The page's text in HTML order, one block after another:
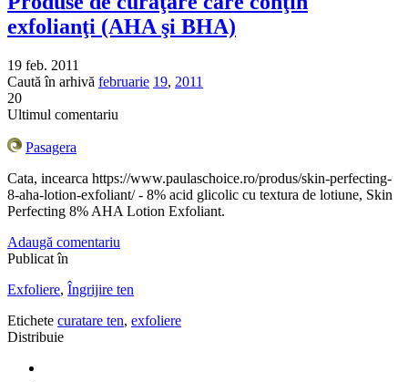
exfolianţi (AHA şi BHA)
19 feb. 2011
Caută în arhivă februarie 19, 2011
20
Ultimul comentariu
Pasagera
Cata, incearca https://www.paulaschoice.ro/produs/skin-perfecting-
8-aha-lotion-exfoliant/ - 8% acid glicolic cu textura de lotiune, Skin
Perfecting 8% AHA Lotion Exfoliant.
Adaugă comentariu
Publicat în
Exfoliere, Îngrijire ten
Etichete curatare ten, exfoliere
Distribuie